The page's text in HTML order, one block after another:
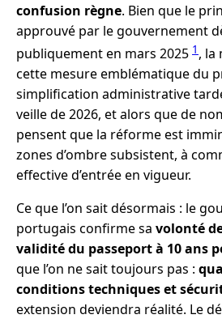
confusion règne. Bien que le
approuvé par le gouvernement
publiquement en mars 2025 1 , la
cette mesure emblématique du
simplification administrative
veille de 2026, et alors que de
pensent que la réforme est
zones d’ombre subsistent, à
effective d’entrée en vigueur.
Ce que l’on sait désormais : le
portugais confirme sa volonté
validité du passeport à 10 ans
que l’on ne sait toujours pas :
conditions techniques et
extension deviendra réalité. Le